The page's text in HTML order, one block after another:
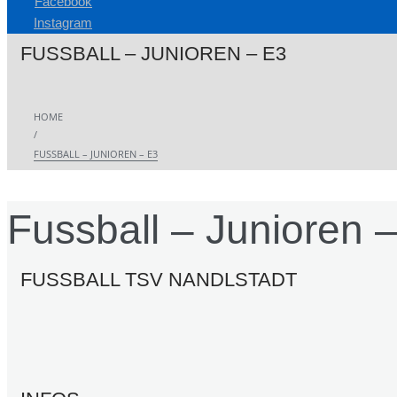
Instagram
FUSSBALL – JUNIOREN – E3
HOME
/
FUSSBALL – JUNIOREN – E3
Fussball – Junioren
FUSSBALL TSV NANDLSTADT